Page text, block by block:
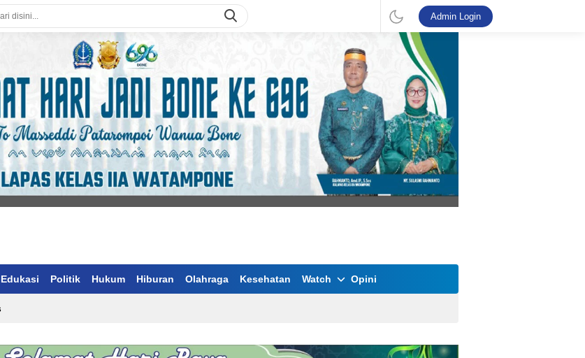
Admin Login
Edukasi Politik Hukum Hiburan Olahraga Kesehatan Watch Opini